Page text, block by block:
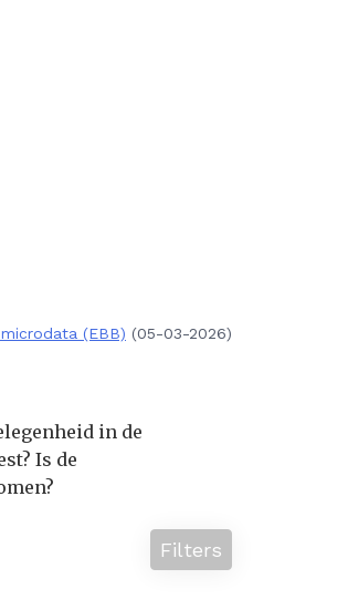
(EBB) (05-03-2026)
in de
Is de
Filters